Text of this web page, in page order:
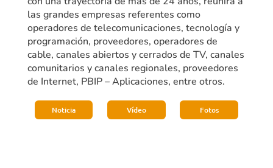
las grandes empresas referentes como
operadores de telecomunicaciones, tecnología y
programación, proveedores, operadores de
cable, canales abiertos y cerrados de TV, canales
comunitarios y canales regionales, proveedores
de Internet, PBIP – Aplicaciones, entre otros.
Noticia Vídeo Fotos